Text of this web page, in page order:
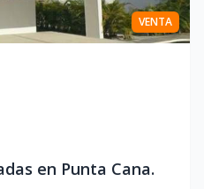
VENTA
en Punta Cana.